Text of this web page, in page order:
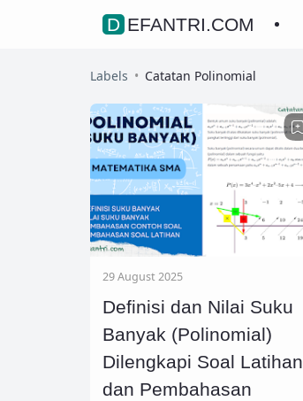
DEFANTRI.COM
Labels Catatan Polinomial
29 August 2025
Definisi dan Nilai Suku
Banyak (Polinomial)
Dilengkapi Soal Latihan
dan Pembahasan